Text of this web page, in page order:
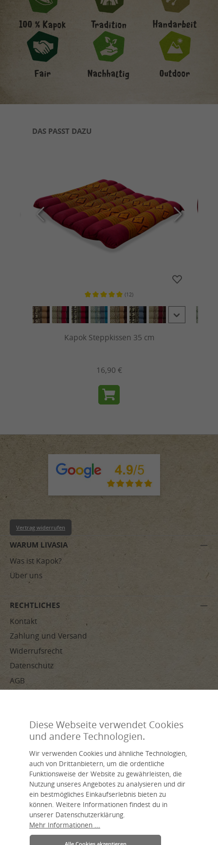
100 % Kapok Tradition Handarbeit
Fair Nachhaltig Outdoor
Produktgalerie überspringen
DAS PASST DAZU
(12)
Kapok Steppkissen 35 cm
16,90 €
WARUM LIVASIA
Was ist Kapok?
Über uns
RECHTLICHES
Kontakt
Zahlung und Versand
Widerrufsrecht
Datenschutz
AGB
Vertrag widerrufen
ZAHLUNGSARTEN
Handverarbeitet, nachhaltig, individuell – livasia, dein Name für
asiatisches Wohnen.
Eine Marke der Asia Wohnstudio GmbH.
Diese Webseite verwendet Cookies
und andere Technologien.
Wir verwenden Cookies und ähnliche Technologien,
auch von Drittanbietern, um die ordentliche
Funktionsweise der Website zu gewährleisten, die
Nutzung unseres Angebotes zu analysieren und dir
ein bestmögliches Einkaufserlebnis bieten zu
können. Weitere Informationen findest du in
unserer Datenschutzerklärung.
Mehr Informationen ...